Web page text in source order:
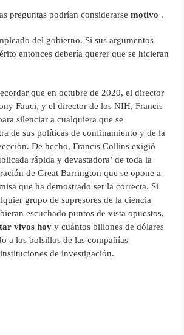
preguntas podrían considerarsemotivo .
del gobierno. Si sus argumentos
entonces debería querer que se hicieran
que en octubre de 2020, el director
Fauci, y el director de los NIH, Francis
silenciar a cualquiera que se
de sus políticas de confinamiento y de la
De hecho, Francis Collins exigió
rápida y devastadora’ de toda la
de Great Barrington que se opone a
que ha demostrado ser la correcta. Si
grupo de supresores de la ciencia
escuchado puntos de vista opuestos,
vivos hoy y cuántos billones de dólares
a los bolsillos de las compañías
de investigación.